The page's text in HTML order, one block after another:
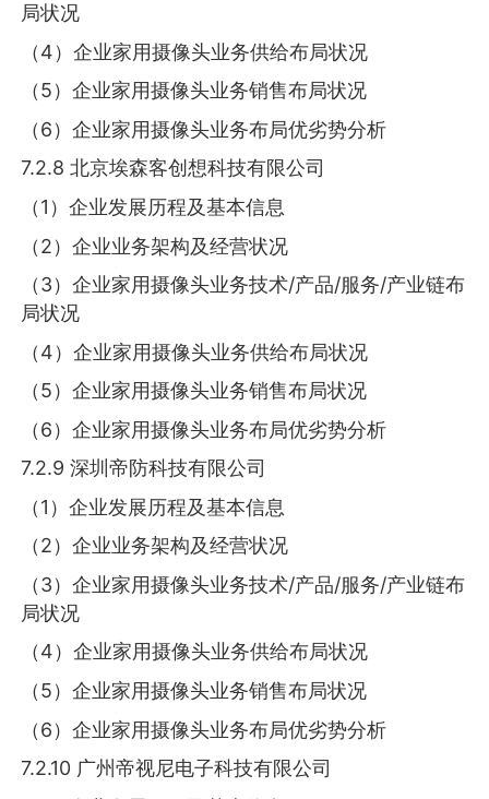
局状况
（4）企业家用摄像头业务供给布局状况
（5）企业家用摄像头业务销售布局状况
（6）企业家用摄像头业务布局优劣势分析
7.2.8 北京埃森客创想科技有限公司
（1）企业发展历程及基本信息
（2）企业业务架构及经营状况
（3）企业家用摄像头业务技术/产品/服务/产业链布
局状况
（4）企业家用摄像头业务供给布局状况
（5）企业家用摄像头业务销售布局状况
（6）企业家用摄像头业务布局优劣势分析
7.2.9 深圳帝防科技有限公司
（1）企业发展历程及基本信息
（2）企业业务架构及经营状况
（3）企业家用摄像头业务技术/产品/服务/产业链布
局状况
（4）企业家用摄像头业务供给布局状况
（5）企业家用摄像头业务销售布局状况
（6）企业家用摄像头业务布局优劣势分析
7.2.10 广州帝视尼电子科技有限公司